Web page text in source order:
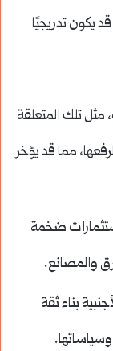
يكون تدريجيًا
تلك المتعلقة
مما قد يؤخر
ضخمة
والمصانع.
بناء ثقة